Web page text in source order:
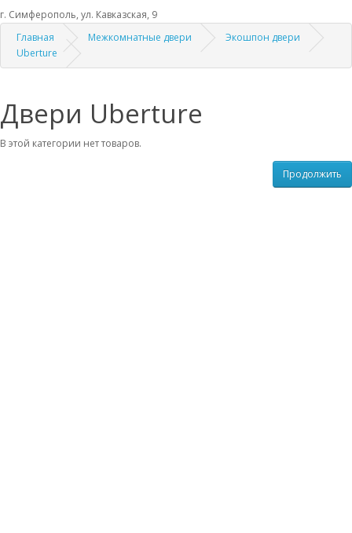
г. Симферополь, ул. Кавказская, 9
Главная
Межкомнатные двери
Экошпон двери
Uberture
Двери Uberture
В этой категории нет товаров.
Продолжить